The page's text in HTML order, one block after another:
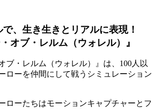
、生き生きとリアルに表現！
オブ・レルム（ウォレル）』
ブ・レルム（ウォレル）』は、100人以
ローを仲間にして戦う シミュレーション
ローたちはモーションキャプチャーとフ